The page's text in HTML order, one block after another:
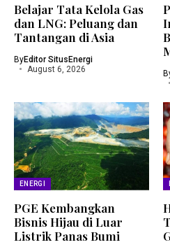
Belajar Tata Kelola Gas
dan LNG: Peluang dan
Tantangan di Asia
ByEditor SitusEnergi
August 6, 2026
ENERGI
PGE Kembangkan
Bisnis Hijau di Luar
Listrik Panas Bumi